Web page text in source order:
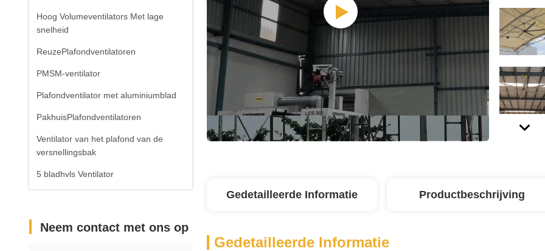
Hoog Volumeventilators Met lage
snelheid
ReuzePlafondventilatoren
PMSM-ventilator
Plafondventilator met aluminiumblad
PakhuisPlafondventilatoren
Ventilator van het plafond van de
versnellingsbak
5 bladhvls Ventilator
Neem contact met ons op
Gedetailleerde Informatie Productbeschrijving
Gedetailleerde Informatie